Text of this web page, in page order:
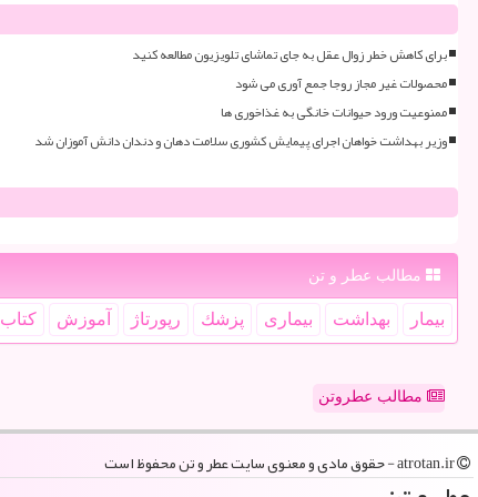
برای کاهش خطر زوال عقل به جای تماشای تلویزیون مطالعه کنید
محصولات غیر مجاز روجا جمع آوری می شود
ممنوعیت ورود حیوانات خانگی به غذاخوری ها
وزیر بهداشت خواهان اجرای پیمایش کشوری سلامت دهان و دندان دانش آموزان شد
مطالب عطر و تن
بیمار بهداشت بیماری پزشك رپورتاژ آموزش كتاب
مطالب عطروتن